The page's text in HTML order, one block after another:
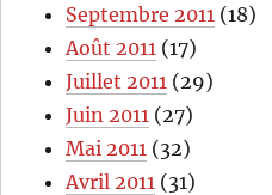
Septembre 2011 (18)
Août 2011 (17)
Juillet 2011 (29)
Juin 2011 (27)
Mai 2011 (32)
Avril 2011 (31)